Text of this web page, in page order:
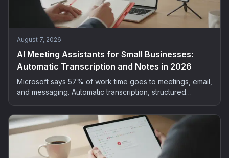
August 7, 2026
AI Meeting Assistants for Small Businesses:
Automatic Transcription and Notes in 2026
Microsoft says 57% of work time goes to meetings, email,
and messaging. Automatic transcription, structured
bring AI into your small business meetings, GDPR-safe.